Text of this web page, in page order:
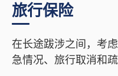
旅行保险
在长途跋涉之间，考
急情况、旅行取消和疏